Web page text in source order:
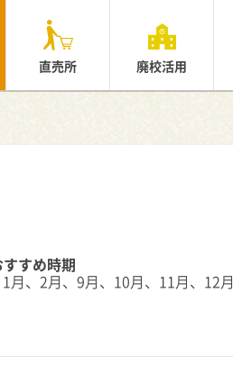
直売所 廃校活用
すすめ時期
1月、2月、9月、10月、11月、12月